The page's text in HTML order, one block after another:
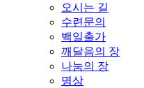
오시는 길
수련문의
백일출가
깨달음의 장
나눔의 장
명상